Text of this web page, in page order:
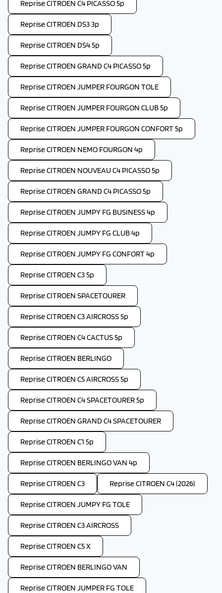
Reprise CITROEN C4 PICASSO 5p
Reprise CITROEN DS3 3p
Reprise CITROEN DS4 5p
Reprise CITROEN GRAND C4 PICASSO 5p
Reprise CITROEN JUMPER FOURGON TOLE
Reprise CITROEN JUMPER FOURGON CLUB 5p
Reprise CITROEN JUMPER FOURGON CONFORT 5p
Reprise CITROEN NEMO FOURGON 4p
Reprise CITROEN NOUVEAU C4 PICASSO 5p
Reprise CITROEN GRAND C4 PICASSO 5p
Reprise CITROEN JUMPY FG BUSINESS 4p
Reprise CITROEN JUMPY FG CLUB 4p
Reprise CITROEN JUMPY FG CONFORT 4p
Reprise CITROEN C3 5p
Reprise CITROEN SPACETOURER
Reprise CITROEN C3 AIRCROSS 5p
Reprise CITROEN C4 CACTUS 5p
Reprise CITROEN BERLINGO
Reprise CITROEN C5 AIRCROSS 5p
Reprise CITROEN C4 SPACETOURER 5p
Reprise CITROEN GRAND C4 SPACETOURER
Reprise CITROEN C1 5p
Reprise CITROEN BERLINGO VAN 4p
Reprise CITROEN C3 Reprise CITROEN C4 (2026)
Reprise CITROEN JUMPY FG TOLE
Reprise CITROEN C3 AIRCROSS
Reprise CITROEN C5 X
Reprise CITROEN BERLINGO VAN
Reprise CITROEN JUMPER FG TOLE